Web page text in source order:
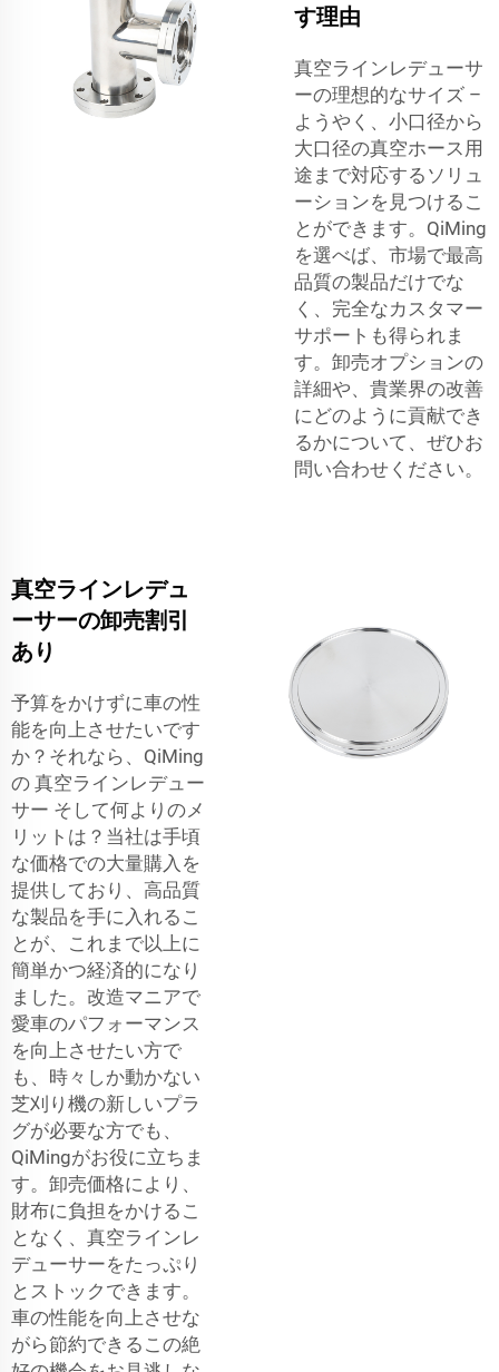
す理由
真空ラインレデューサ
ーの理想的なサイズ –
ようやく、小口径から
大口径の真空ホース用
途まで対応するソリュ
ーションを見つけるこ
とができます。QiMing
を選べば、市場で最高
品質の製品だけでな
く、完全なカスタマー
サポートも得られま
す。卸売オプションの
詳細や、貴業界の改善
にどのように貢献でき
るかについて、ぜひお
問い合わせください。
真空ラインレデュ
ーサーの卸売割引
あり
予算をかけずに車の性
能を向上させたいです
か？それなら、QiMing
の 真空ラインレデュー
サー そして何よりのメ
リットは？当社は手頃
な価格での大量購入を
提供しており、高品質
な製品を手に入れるこ
とが、これまで以上に
簡単かつ経済的になり
ました。改造マニアで
愛車のパフォーマンス
を向上させたい方で
も、時々しか動かない
芝刈り機の新しいプラ
グが必要な方でも、
QiMingがお役に立ちま
す。卸売価格により、
財布に負担をかけるこ
となく、真空ラインレ
デューサーをたっぷり
とストックできます。
車の性能を向上させな
がら節約できるこの絶